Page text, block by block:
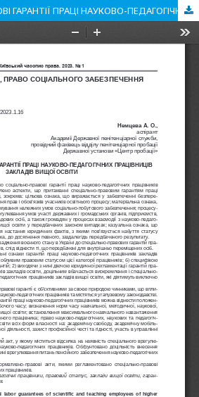
СПЕЦІАЛЬНО-ПРАВОВІ ГАРАНТІЇ ПРАЦІ НАУКОВО-ПЕДАГОГІЧНИХ ПРАЦІВНИЦІВ ЗАКЛАДІВ ВИЩОЇ ОСВІТИ